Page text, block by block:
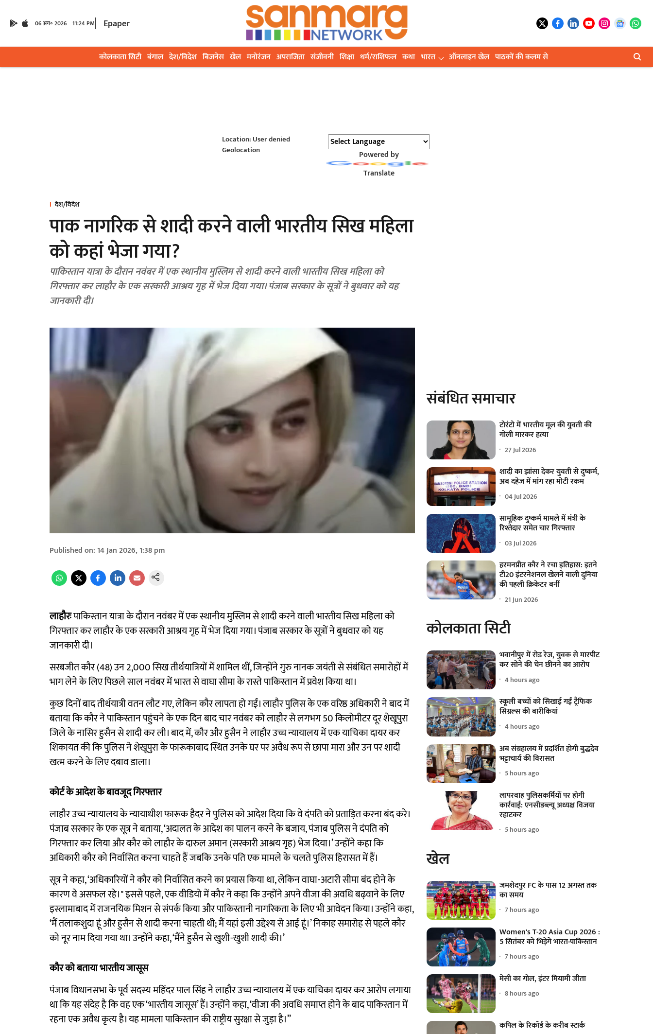
06 अग॰ 2026 11:24 PM Epaper
कोलकाता सिटी बंगाल देश/विदेश बिजनेस खेल मनोरंजन अपराजिता संजीवनी शिक्षा धर्म/राशिफल कथा भारत ऑनलाइन खेल पाठकों की कलम से
Location: User denied
Geolocation
Powered by
Translate
देश/विदेश
पाक नागरिक से शादी करने वाली भारतीय सिख महिला
को कहां भेजा गया?
पाकिस्तान यात्रा के दौरान नवंबर में एक स्थानीय मुस्लिम से शादी करने वाली भारतीय सिख महिला को
गिरफ्तार कर लाहौर के एक सरकारी आश्रय गृह में भेज दिया गया। पंजाब सरकार के सूत्रों ने बुधवार को यह
जानकारी दी।
Published on: 14 Jan 2026, 1:38 pm
लाहौरःपाकिस्तान यात्रा के दौरान नवंबर में एक स्थानीय मुस्लिम से शादी करने वाली भारतीय सिख महिला को
गिरफ्तार कर लाहौर के एक सरकारी आश्रय गृह में भेज दिया गया। पंजाब सरकार के सूत्रों ने बुधवार को यह
जानकारी दी।
सरबजीत कौर (48) उन 2,000 सिख तीर्थयात्रियों में शामिल थीं, जिन्होंने गुरु नानक जयंती से संबंधित समारोहों में
भाग लेने के लिए पिछले साल नवंबर में भारत से वाघा सीमा के रास्ते पाकिस्तान में प्रवेश किया था।
कुछ दिनों बाद तीर्थयात्री वतन लौट गए, लेकिन कौर लापता हो गईं। लाहौर पुलिस के एक वरिष्ठ अधिकारी ने बाद में
बताया कि कौर ने पाकिस्तान पहुंचने के एक दिन बाद चार नवंबर को लाहौर से लगभग 50 किलोमीटर दूर शेखूपुरा
जिले के नासिर हुसैन से शादी कर ली। बाद में, कौर और हुसैन ने लाहौर उच्च न्यायालय में एक याचिका दायर कर
शिकायत की कि पुलिस ने शेखूपुरा के फारूकाबाद स्थित उनके घर पर अवैध रूप से छापा मारा और उन पर शादी
खत्म करने के लिए दबाव डाला।
कोर्ट के आदेश के बावजूद गिरफ्तार
लाहौर उच्च न्यायालय के न्यायाधीश फारूक हैदर ने पुलिस को आदेश दिया कि वे दंपति को प्रताड़ित करना बंद करे।
पंजाब सरकार के एक सूत्र ने बताया, ‘अदालत के आदेश का पालन करने के बजाय, पंजाब पुलिस ने दंपति को
गिरफ्तार कर लिया और कौर को लाहौर के दारुल अमान (सरकारी आश्रय गृह) भेज दिया।’ उन्होंने कहा कि
अधिकारी कौर को निर्वासित करना चाहते हैं जबकि उनके पति एक मामले के चलते पुलिस हिरासत में हैं।
सूत्र ने कहा, ‘अधिकारियों ने कौर को निर्वासित करने का प्रयास किया था, लेकिन वाघा-अटारी सीमा बंद होने के
कारण वे असफल रहे।" इससे पहले, एक वीडियो में कौर ने कहा कि उन्होंने अपने वीजा की अवधि बढ़वाने के लिए
इस्लामाबाद में राजनयिक मिशन से संपर्क किया और पाकिस्तानी नागरिकता के लिए भी आवेदन किया। उन्होंने कहा,
‘मैं तलाकशुदा हूं और हुसैन से शादी करना चाहती थी; मैं यहां इसी उद्देश्य से आई हूं।’ निकाह समारोह से पहले कौर
को नूर नाम दिया गया था। उन्होंने कहा, ‘मैंने हुसैन से खुशी-खुशी शादी की।’
कौर को बताया भारतीय जासूस
पंजाब विधानसभा के पूर्व सदस्य महिंदर पाल सिंह ने लाहौर उच्च न्यायालय में एक याचिका दायर कर आरोप लगाया
था कि यह संदेह है कि वह एक ‘भारतीय जासूस’ हैं। उन्होंने कहा, ‘वीजा की अवधि समाप्त होने के बाद पाकिस्तान में
रहना एक अवैध कृत्य है। यह मामला पाकिस्तान की राष्ट्रीय सुरक्षा से जुड़ा है।’’
संबंधित समाचार
टोरंटो में भारतीय मूल की युवती की
गोली मारकर हत्या
27 Jul 2026
शादी का झांसा देकर युवती से दुष्कर्म,
अब दहेज में मांग रहा मोटी रकम
04 Jul 2026
सामूहिक दुष्कर्म मामले में मंत्री के
रिश्तेदार समेत चार गिरफ्तार
03 Jul 2026
हरमनप्रीत कौर ने रचा इतिहास: इतने
टी20 इंटरनेशनल खेलने वाली दुनिया
की पहली क्रिकेटर बनीं
21 Jun 2026
कोलकाता सिटी
भवानीपुर में रोड रेज, युवक से मारपीट
कर सोने की चेन छीनने का आरोप
4 hours ago
स्कूली बच्चों को सिखाई गईं ट्रैफिक
सिग्नल्स की बारीकियां
4 hours ago
अब संग्रहालय में प्रदर्शित होगी बुद्धदेव
भट्टाचार्य की विरासत
5 hours ago
लापरवाह पुलिसकर्मियों पर होगी
कार्रवाई: एनसीडब्ल्यू अध्यक्ष विजया
रहाटकर
5 hours ago
खेल
जमशेदपुर FC के पास 12 अगस्त तक
का समय
7 hours ago
Women's T-20 Asia Cup 2026 :
5 सितंबर को भिड़ेंगे भारत-पाकिस्तान
7 hours ago
मेसी का गोल, इंटर मियामी जीता
8 hours ago
कपिल के रिकॉर्ड के करीब स्टार्क